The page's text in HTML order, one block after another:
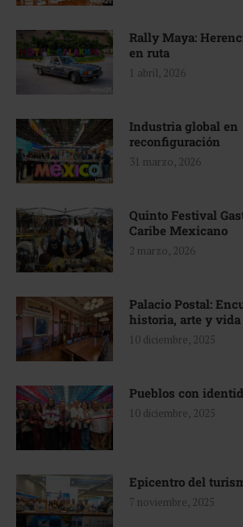
Rally Maya:
en ruta
1 abril, 2026
Industria global en
reconfiguración
31 marzo, 2026
Quinto Festival
Caribe Mexicano
2 marzo, 2026
Palacio Postal:
historia, arte y
10 diciembre, 2025
Pueblos con
10 diciembre, 2025
Epicentro del
7 noviembre, 2025